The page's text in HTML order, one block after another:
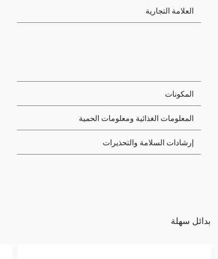
العلامة التجارية
المكونات
المعلومات الغذائية ومعلومات الحمية
إرشادات السلامة والتحذيرات
بدائل سهلة